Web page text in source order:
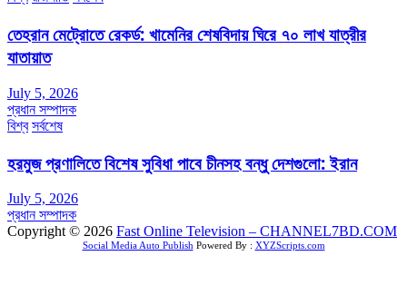
তেহরান মেট্রোতে রেকর্ড: খামেনির শেষবিদায় ঘিরে ৭০ লাখ যাত্রীর
যাতায়াত
July 5, 2026
প্রধান সম্পাদক
বিশ্ব সর্বশেষ
হরমুজ প্রণালিতে বিশেষ সুবিধা পাবে চীনসহ বন্ধু দেশগুলো: ইরান
July 5, 2026
প্রধান সম্পাদক
Copyright © 2026 Fast Online Television – CHANNEL7BD.COM
Social Media Auto Publish Powered By : XYZScripts.com